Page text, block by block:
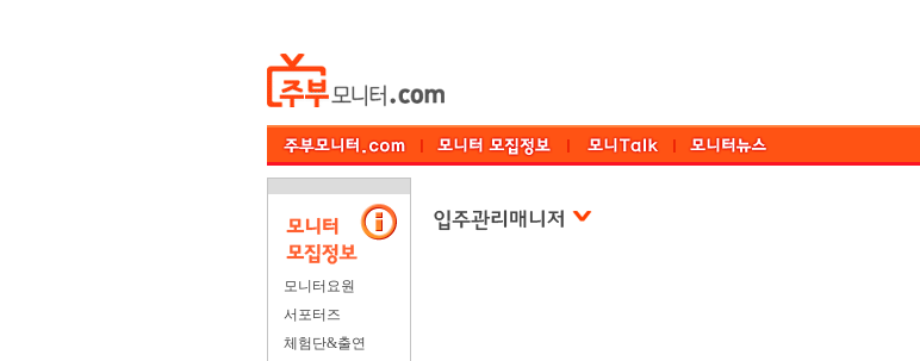
모니터요원
서포터즈
체험단&출연